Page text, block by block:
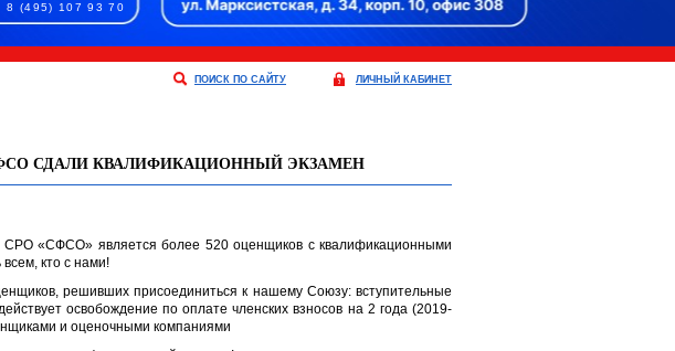
8 (495) 107 93 70
ПОИСК ПО САЙТУ ЛИЧНЫЙ КАБИНЕТ
СДАЛИ КВАЛИФИКАЦИОННЫЙ ЭКЗАМЕН
«СФСО» является более 520 оценщиков с квалификационными
кто с нами!
решивших присоединиться к нашему Союзу: вступительные
освобождение по оплате членских взносов на 2 года (2019-
и оценочными компаниями